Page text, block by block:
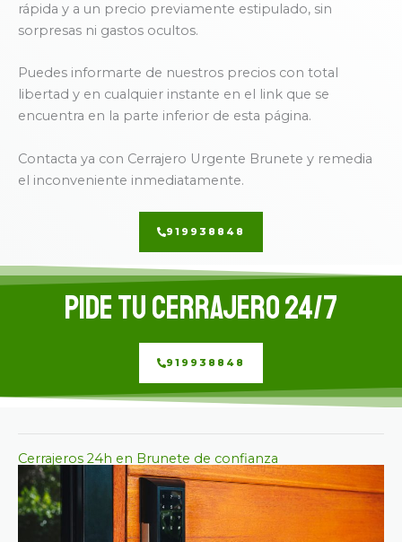
rápida y a un precio previamente estipulado, sin
sorpresas ni gastos ocultos.
Puedes informarte de nuestros precios con total
libertad y en cualquier instante en el link que se
encuentra en la parte inferior de esta página.
Contacta ya con Cerrajero Urgente Brunete y remedia
el inconveniente inmediatamente.
919938848
Pide tu cerrajero 24/7
919938848
Cerrajeros 24h en Brunete de confianza